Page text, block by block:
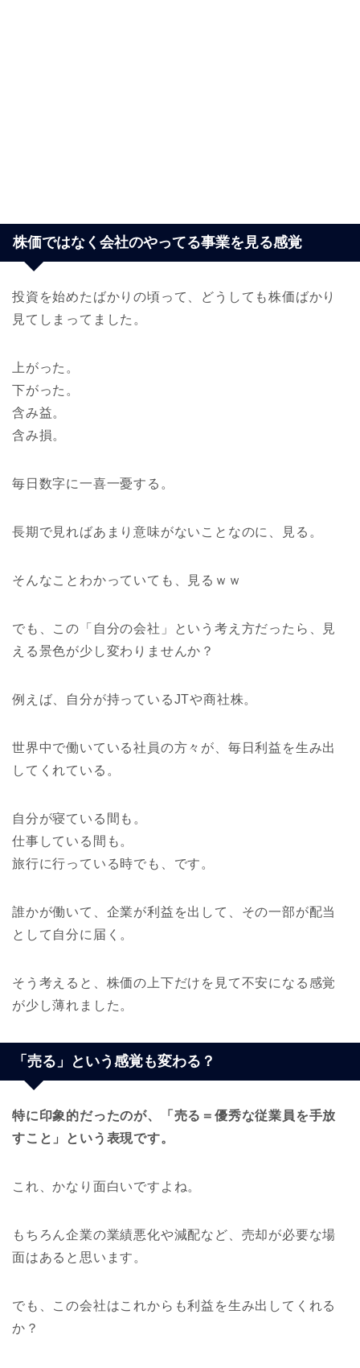
株価ではなく会社のやってる事業を見る感覚
投資を始めたばかりの頃って、どうしても株価ばかり
見てしまってました。
上がった。
下がった。
含み益。
含み損。
毎日数字に一喜一憂する。
長期で見ればあまり意味がないことなのに、見る。
そんなことわかっていても、見るｗｗ
でも、この「自分の会社」という考え方だったら、見
える景色が少し変わりませんか？
例えば、自分が持っているJTや商社株。
世界中で働いている社員の方々が、毎日利益を生み出
してくれている。
自分が寝ている間も。
仕事している間も。
旅行に行っている時でも、です。
誰かが働いて、企業が利益を出して、その一部が配当
として自分に届く。
そう考えると、株価の上下だけを見て不安になる感覚
が少し薄れました。
「売る」という感覚も変わる？
特に印象的だったのが、「売る＝優秀な従業員を手放
すこと」という表現です。
これ、かなり面白いですよね。
もちろん企業の業績悪化や減配など、売却が必要な場
面はあると思います。
でも、この会社はこれからも利益を生み出してくれる
か？